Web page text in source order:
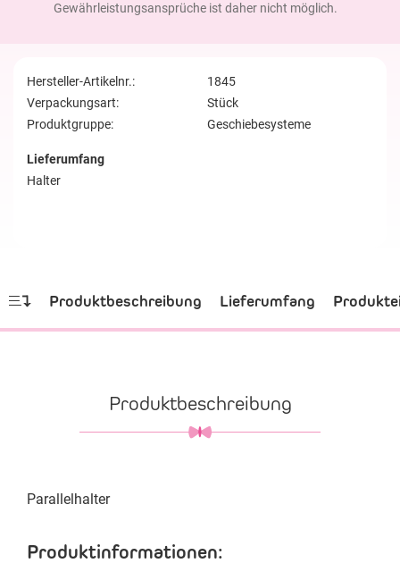
Gewährleistungsansprüche ist daher nicht möglich.
Hersteller-Artikelnr.:
1845
Verpackungsart:
Stück
Produktgruppe:
Geschiebesysteme
Lieferumfang
Halter
Produktbeschreibung Lieferumfang
Produktbeschreibung
Parallelhalter
Produktinformationen: